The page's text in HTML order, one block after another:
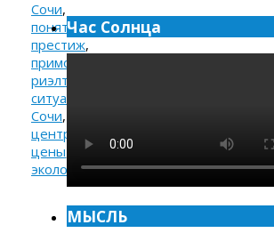
Сочи,
понятно,
престиж,
приморье
риэлторы
ситуация
Сочи,
центр
цены
экология
Час Солнца
МЫСЛЬ